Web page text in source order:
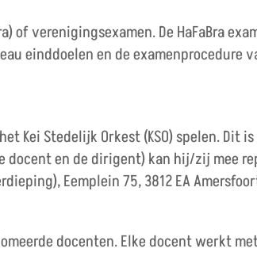
of verenigingsexamen. De HaFaBra
einddoelen en de examenprocedure
Kei Stedelijk Orkest (KSO) spelen. Dit
en de dirigent) kan hij/zij mee
Eemplein 75, 3812 EA
docenten. Elke docent werkt